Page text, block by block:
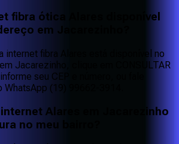
fibra ótica Alares disponível
em Jacarezinho?
internet fibra Alares está disponível no
Jacarezinho, clique em CONSULTAR
seu CEP e número, ou fale
(19) 99662-3914.
Alares em Jacarezinho
no meu bairro?